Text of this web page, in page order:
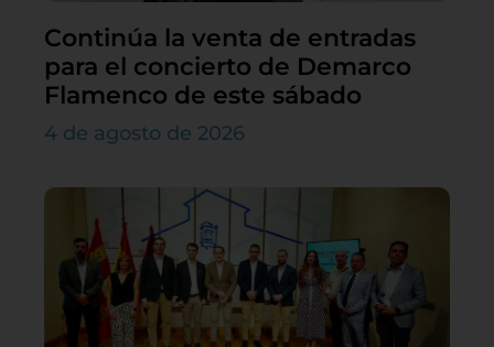
Continúa la venta de entradas
para el concierto de Demarco
Flamenco de este sábado
4 de agosto de 2026